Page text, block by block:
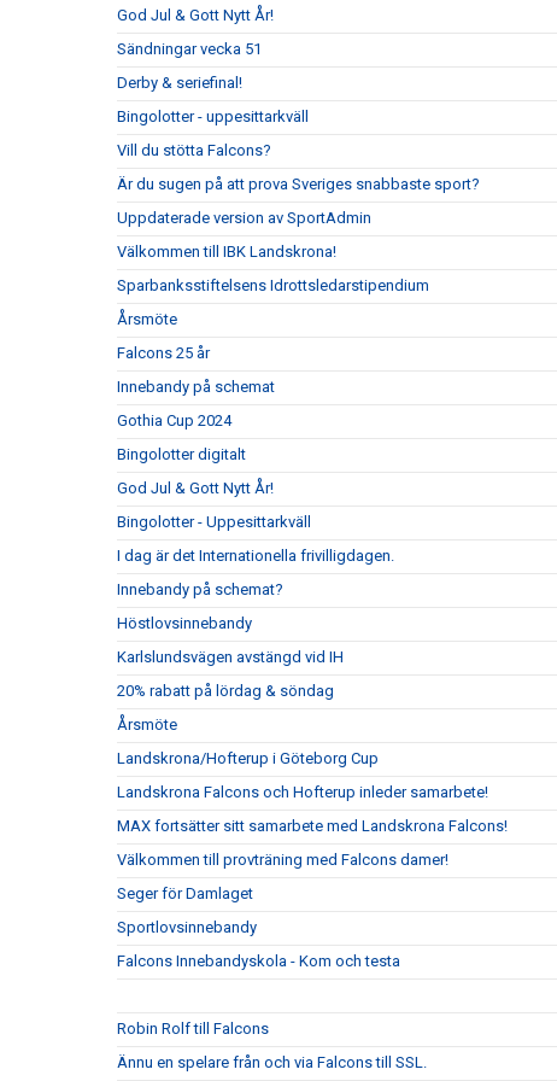
God Jul & Gott Nytt År!
Sändningar vecka 51
Derby & seriefinal!
Bingolotter - uppesittarkväll
Vill du stötta Falcons?
Är du sugen på att prova Sveriges snabbaste sport?
Uppdaterade version av SportAdmin
Välkommen till IBK Landskrona!
Sparbanksstiftelsens Idrottsledarstipendium
Årsmöte
Falcons 25 år
Innebandy på schemat
Gothia Cup 2024
Bingolotter digitalt
God Jul & Gott Nytt År!
Bingolotter - Uppesittarkväll
I dag är det Internationella frivilligdagen.
Innebandy på schemat?
Höstlovsinnebandy
Karlslundsvägen avstängd vid IH
20% rabatt på lördag & söndag
Årsmöte
Landskrona/Hofterup i Göteborg Cup
Landskrona Falcons och Hofterup inleder samarbete!
MAX fortsätter sitt samarbete med Landskrona Falcons!
Välkommen till provträning med Falcons damer!
Seger för Damlaget
Sportlovsinnebandy
Falcons Innebandyskola - Kom och testa
Robin Rolf till Falcons
Ännu en spelare från och via Falcons till SSL.